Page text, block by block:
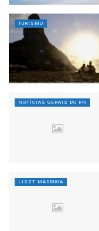
TURISMO
NOTÍCIAS GERAIS DO RN
LISZT MADRUGA